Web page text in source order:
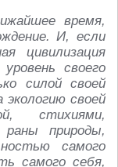
время,
И, если
цивилизация
своего
силой своей
своей
стихиями,
раны природы,
самого
самого себя,